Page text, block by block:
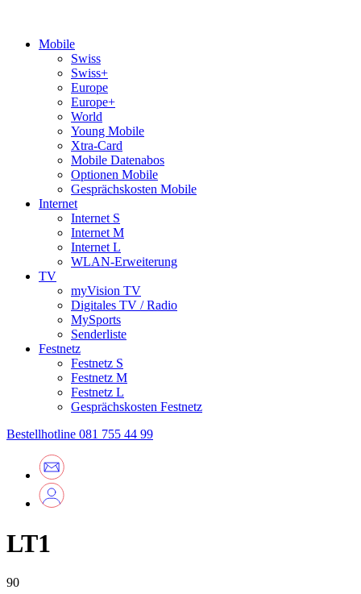
Mobile
Swiss
Swiss+
Europe
Europe+
World
Young Mobile
Xtra-Card
Mobile Datenabos
Optionen Mobile
Gesprächskosten Mobile
Internet
Internet S
Internet M
Internet L
WLAN-Erweiterung
TV
myVision TV
Digitales TV / Radio
MySports
Senderliste
Festnetz
Festnetz S
Festnetz M
Festnetz L
Gesprächskosten Festnetz
Bestellhotline 081 755 44 99
LT1
90